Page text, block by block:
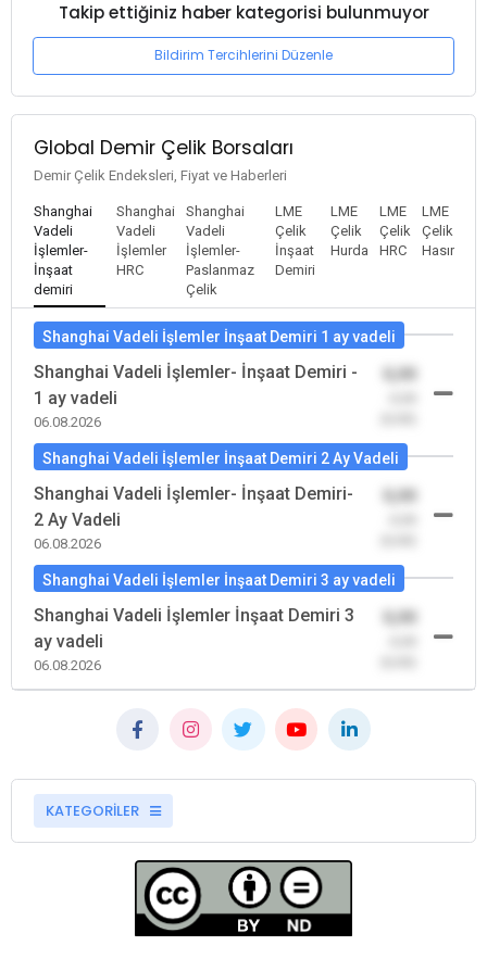
Takip ettiğiniz haber kategorisi bulunmuyor
Bildirim Tercihlerini Düzenle
Global Demir Çelik Borsaları
Demir Çelik Endeksleri, Fiyat ve Haberleri
Shanghai
Vadeli
İşlemler-
İnşaat
demiri
Shanghai
Vadeli
İşlemler
HRC
Shanghai
Vadeli
İşlemler-
Paslanmaz
Çelik
LME
Çelik
İnşaat
Demiri
LME
Çelik
Hurda
LME
Çelik
HRC
LME
Çelik
Hasır
Shanghai Vadeli İşlemler İnşaat Demiri 1 ay vadeli
Shanghai Vadeli İşlemler- İnşaat Demiri -
1 ay vadeli
06.08.2026
Shanghai Vadeli İşlemler İnşaat Demiri 2 Ay Vadeli
Shanghai Vadeli İşlemler- İnşaat Demiri-
2 Ay Vadeli
06.08.2026
Shanghai Vadeli İşlemler İnşaat Demiri 3 ay vadeli
Shanghai Vadeli İşlemler İnşaat Demiri 3
ay vadeli
06.08.2026
KATEGORİLER